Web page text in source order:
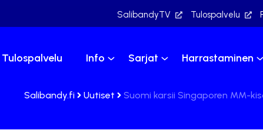
SalibandyTV Tulospalvelu
Tulospalvelu Info Sarjat Harrastaminen
Salibandy.fi Uutiset Suomi karsii Singaporen MM-